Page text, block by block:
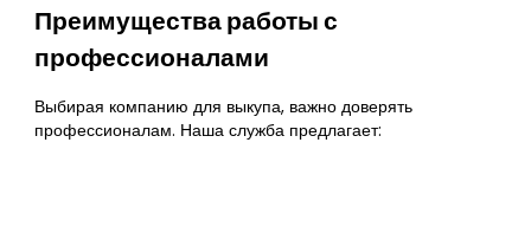
Преимущества работы с
профессионалами
Выбирая компанию для выкупа, важно доверять
профессионалам. Наша служба предлагает: